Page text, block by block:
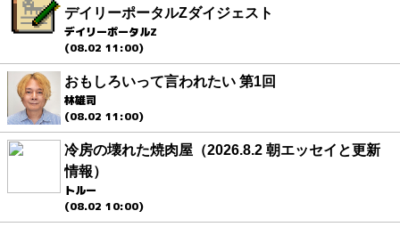
デイリーポータルZダイジェスト
デイリーポータルZ
(08.02 11:00)
おもしろいって言われたい 第1回
林雄司
(08.02 11:00)
冷房の壊れた焼肉屋（2026.8.2 朝エッセイと更新
情報）
トルー
(08.02 10:00)